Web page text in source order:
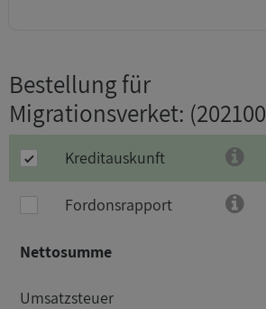
Bestellung für
Migrationsverket:
Kreditauskunft
Fordonsrapport
Nettosumme
Umsatzsteuer